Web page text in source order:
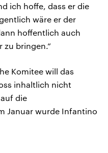
ich hoffe, dass er die
wäre er der
hoffentlich auch
zu bringen.“
Komitee will das
inhaltlich nicht
die
Januar wurde Infantino